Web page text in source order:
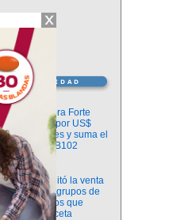
Información
argenx compra Forte
Biosciences por US$
2.200 millones y suma el
anticuerpo FB102
Información
ANMAT habilitó la venta
libre de diez grupos de
medicamentos que
requerían receta